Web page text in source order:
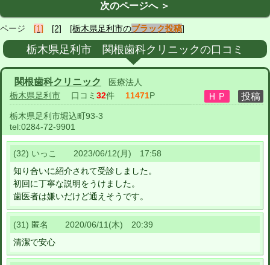
次のページへ ＞
ページ [1] [2] [栃木県足利市のブラック投稿]
栃木県足利市 関根歯科クリニックの口コミ
関根歯科クリニック
医療法人
栃木県足利市 口コミ 32件 11471P
栃木県足利市堀込町93-3
tel:0284-72-9901
(32) いっこ 2023/06/12(月) 17:58
知り合いに紹介されて受診しました。
初回に丁寧な説明をうけました。
歯医者は嫌いだけど通えそうです。
(31) 匿名 2020/06/11(木) 20:39
清潔で安心